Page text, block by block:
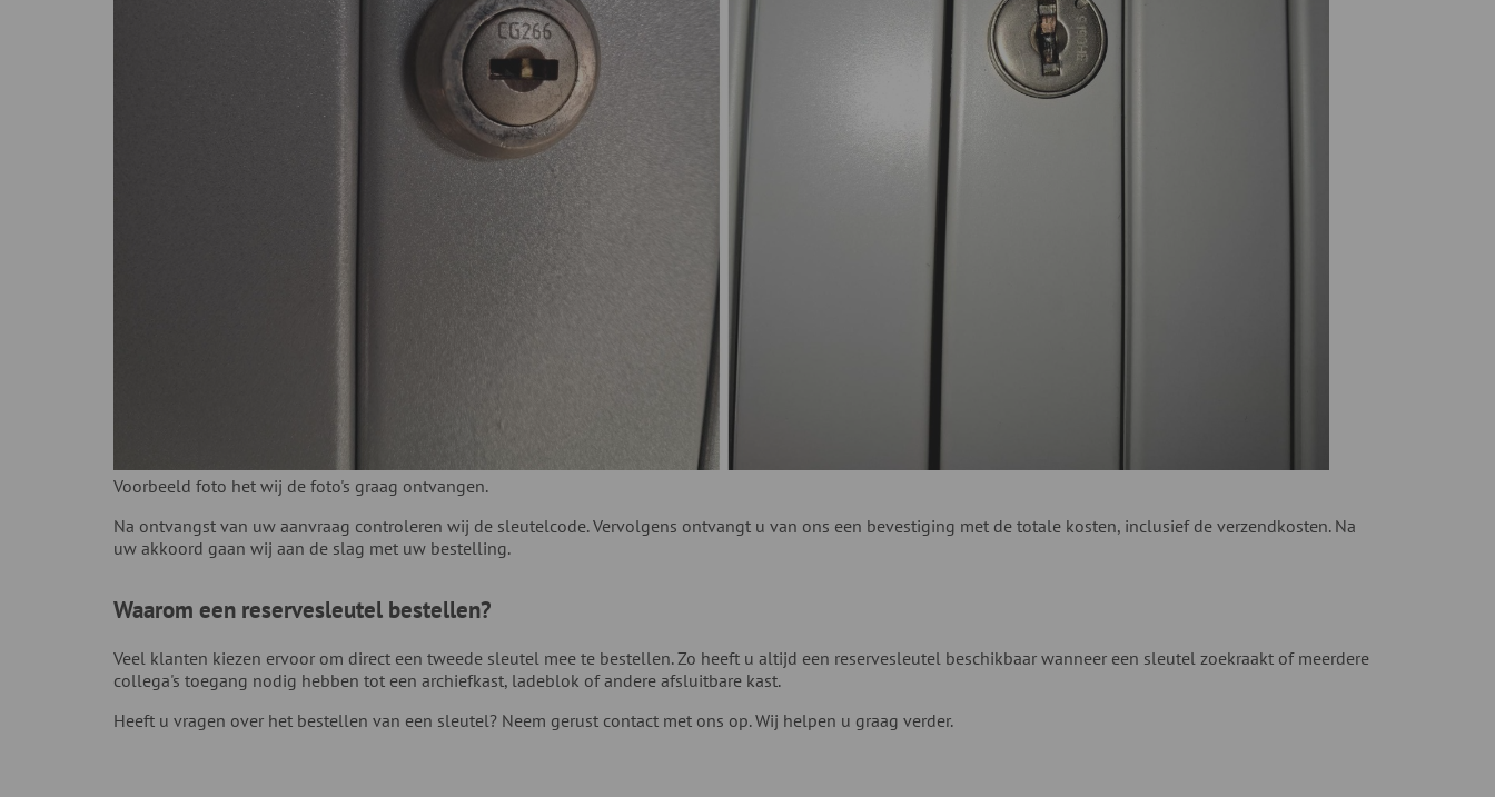
Voorbeeld foto het wij de foto's graag ontvangen.
Na ontvangst van uw aanvraag controleren wij de sleutelcode. Vervolgens ontvangt u van ons een bevestiging met de totale kosten, inclusief de verzendkosten. Na
uw akkoord gaan wij aan de slag met uw bestelling.
Waarom een reservesleutel bestellen?
Veel klanten kiezen ervoor om direct een tweede sleutel mee te bestellen. Zo heeft u altijd een reservesleutel beschikbaar wanneer een sleutel zoekraakt of meerdere
collega's toegang nodig hebben tot een archiefkast, ladeblok of andere afsluitbare kast.
Heeft u vragen over het bestellen van een sleutel? Neem gerust contact met ons op. Wij helpen u graag verder.